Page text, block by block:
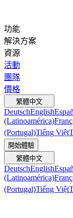
功能
解決方案
資源
活動
團隊
價格
繁體中文
DeutschEnglish
(Latinoamérica)
(Portugal)Tiếng Việt
開始體驗
繁體中文
DeutschEnglish
(Latinoamérica)
(Portugal)Tiếng Việt